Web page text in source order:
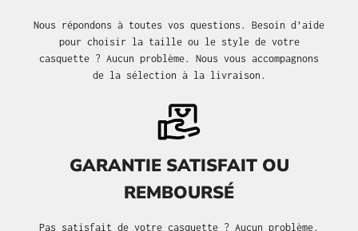
Nous répondons à toutes vos questions. Besoin d’aide
pour choisir la taille ou le style de votre
casquette ? Aucun problème. Nous vous accompagnons
de la sélection à la livraison.
GARANTIE SATISFAIT OU
REMBOURSÉ
Pas satisfait de votre casquette ? Aucun problème.